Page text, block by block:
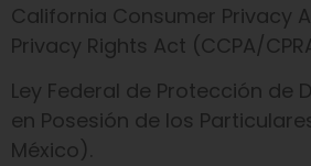
California Consumer Privacy
Privacy Rights Act (CCPA/
Ley Federal de Protección de
en Posesión de los Particulares
México).